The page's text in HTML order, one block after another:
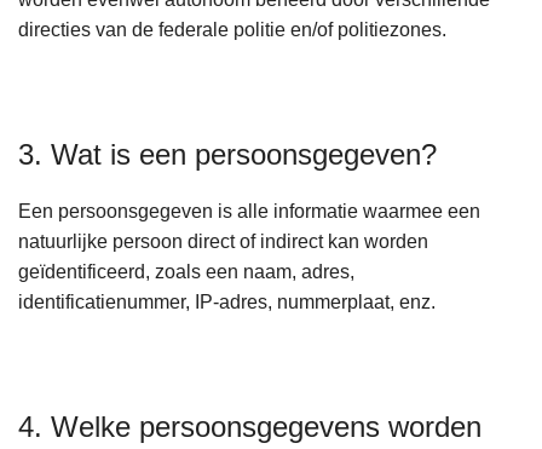
directies van de federale politie en/of politiezones.
3. Wat is een persoonsgegeven?
Een persoonsgegeven is alle informatie waarmee een
natuurlijke persoon direct of indirect kan worden
geïdentificeerd, zoals een naam, adres,
identificatienummer, IP-adres, nummerplaat, enz.
4. Welke persoonsgegevens worden